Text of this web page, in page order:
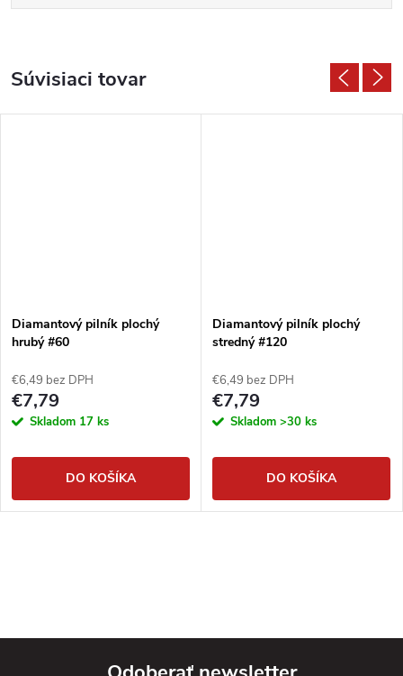
Súvisiaci tovar
Diamantový pilník plochý
hrubý #60
€6,49 bez DPH
€7,79
Skladom 17 ks
DO KOŠÍKA
Diamantový pilník plochý
stredný #120
€6,49 bez DPH
€7,79
Skladom >30 ks
DO KOŠÍKA